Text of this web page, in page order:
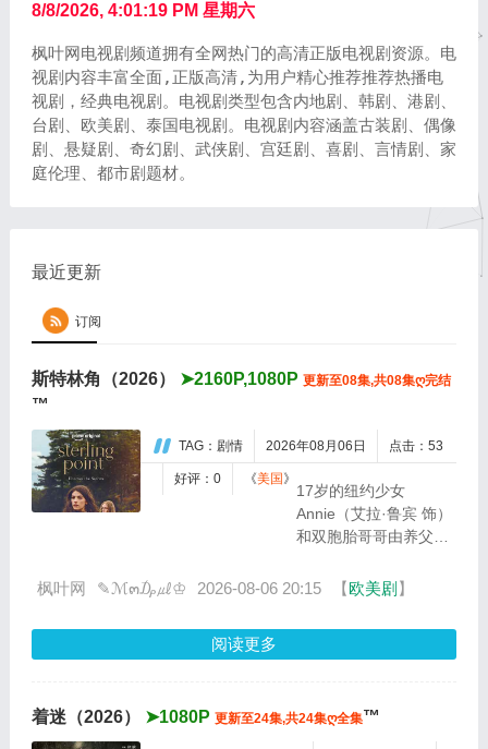
8/8/2026, 4:01:20 PM 星期六
枫叶网电视剧频道拥有全网热门的高清正版电视剧资源。电
视剧内容丰富全面,正版高清,为用户精心推荐推荐热播电
视剧，经典电视剧。电视剧类型包含内地剧、韩剧、港剧、
台剧、欧美剧、泰国电视剧。电视剧内容涵盖古装剧、偶像
剧、悬疑剧、奇幻剧、武侠剧、宫廷剧、喜剧、言情剧、家
庭伦理、都市剧题材。
最近更新
订阅
斯特林角（2026） ➤2160P,1080P 更新至08集,共08集ღ完结
™
TAG：剧情 2026年08月06日 点击：53
好评：0 《美国 》
17岁的纽约少女
Annie（艾拉·鲁宾 饰）
和双胞胎哥哥由养父抚
了神秘外祖父在加拿大
往加拿大度过了一个夏
枫叶网 ✎ℳ๓₯㎕♔ 2026-08-06 20:15 【欧美剧 】
阅读更多
着迷（2026） ➤1080P 更新至24集,共24集ღ全集™